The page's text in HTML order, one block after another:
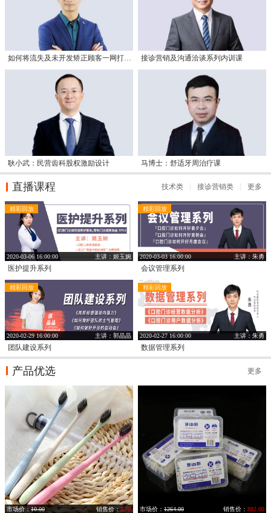
如何将流失及未开发矫正顾客一网打尽？（实操篇） 接诊营销及沟通洽谈系列内训课
耿小武：民营齿科股权激励设计 马博士：舒适牙周治疗课
直播课程 技术类 接诊营销类 更多
医护提升系列
主讲：姬玉婉
2020-03-06 16:00:00
精彩回放
会议管理系列
主讲：朱勇
2020-03-03 16:00:00
精彩回放
团队建设系列
主讲：郭晶晶
2020-02-29 16:00:00
精彩回放
数据管理系列
主讲：朱勇
2020-02-27 16:00:00
精彩回放
产品优选 更多
销售价：2.70
市场价： 10.00 销售价： 882.00
市场价： 1264.00